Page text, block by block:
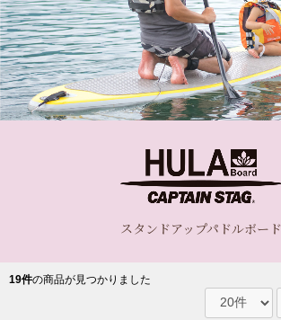
スタンドアップパドルボード
19件の商品が見つかりました